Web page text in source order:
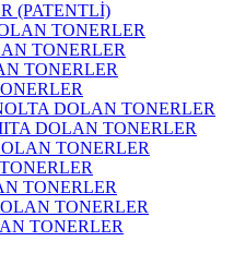
(PATENTLİ)
TONERLER
TONERLER
TONERLER
DOLAN TONERLER
DOLAN TONERLER
TONERLER
TONERLER
TONERLER
TONERLER